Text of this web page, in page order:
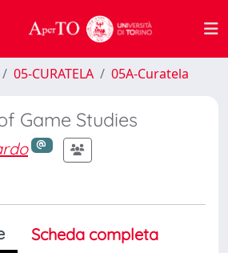
05-CURATELA 05A-Curatela
Game Studies
Scheda completa